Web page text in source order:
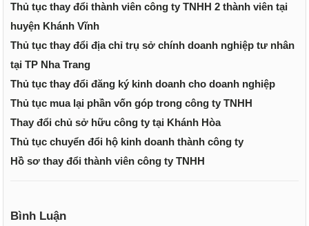
Thủ tục thay đổi thành viên công ty TNHH 2 thành viên tại
huyện Khánh Vĩnh
Thủ tục thay đổi địa chỉ trụ sở chính doanh nghiệp tư nhân
tại TP Nha Trang
Thủ tục thay đổi đăng ký kinh doanh cho doanh nghiệp
Thủ tục mua lại phần vốn góp trong công ty TNHH
Thay đổi chủ sở hữu công ty tại Khánh Hòa
Thủ tục chuyển đổi hộ kinh doanh thành công ty
Hồ sơ thay đổi thành viên công ty TNHH
Bình Luận